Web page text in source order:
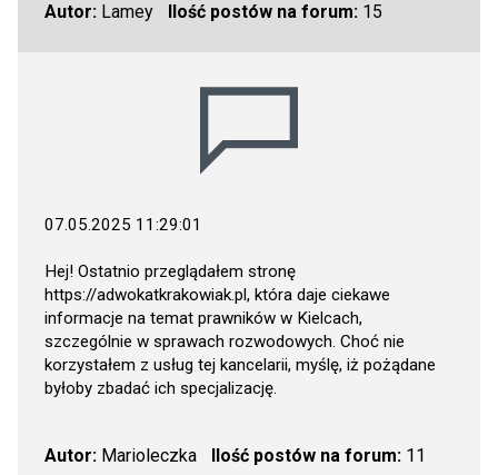
Autor: Lamey Ilość postów na forum:15
07.05.2025 11:29:01
Hej! Ostatnio przeglądałem stronę
https://adwokatkrakowiak.pl, która daje ciekawe
informacje na temat prawników w Kielcach,
szczególnie w sprawach rozwodowych. Choć nie
korzystałem z usług tej kancelarii, myślę, iż pożądane
byłoby zbadać ich specjalizację.
Autor: Marioleczka Ilość postów na forum:11